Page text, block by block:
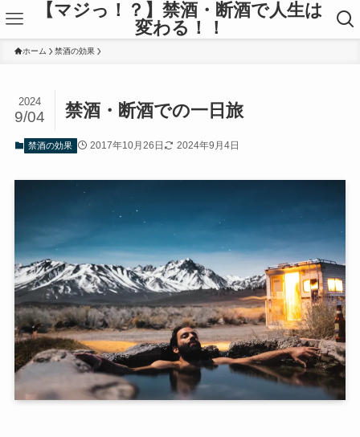
【マジっ！？】禁酒・断酒で人生は
変わる！！
ホーム 禁酒の効果
禁酒・断酒での一日旅
2024
9/04
禁酒の効果 2017年10月26日 2024年9月4日